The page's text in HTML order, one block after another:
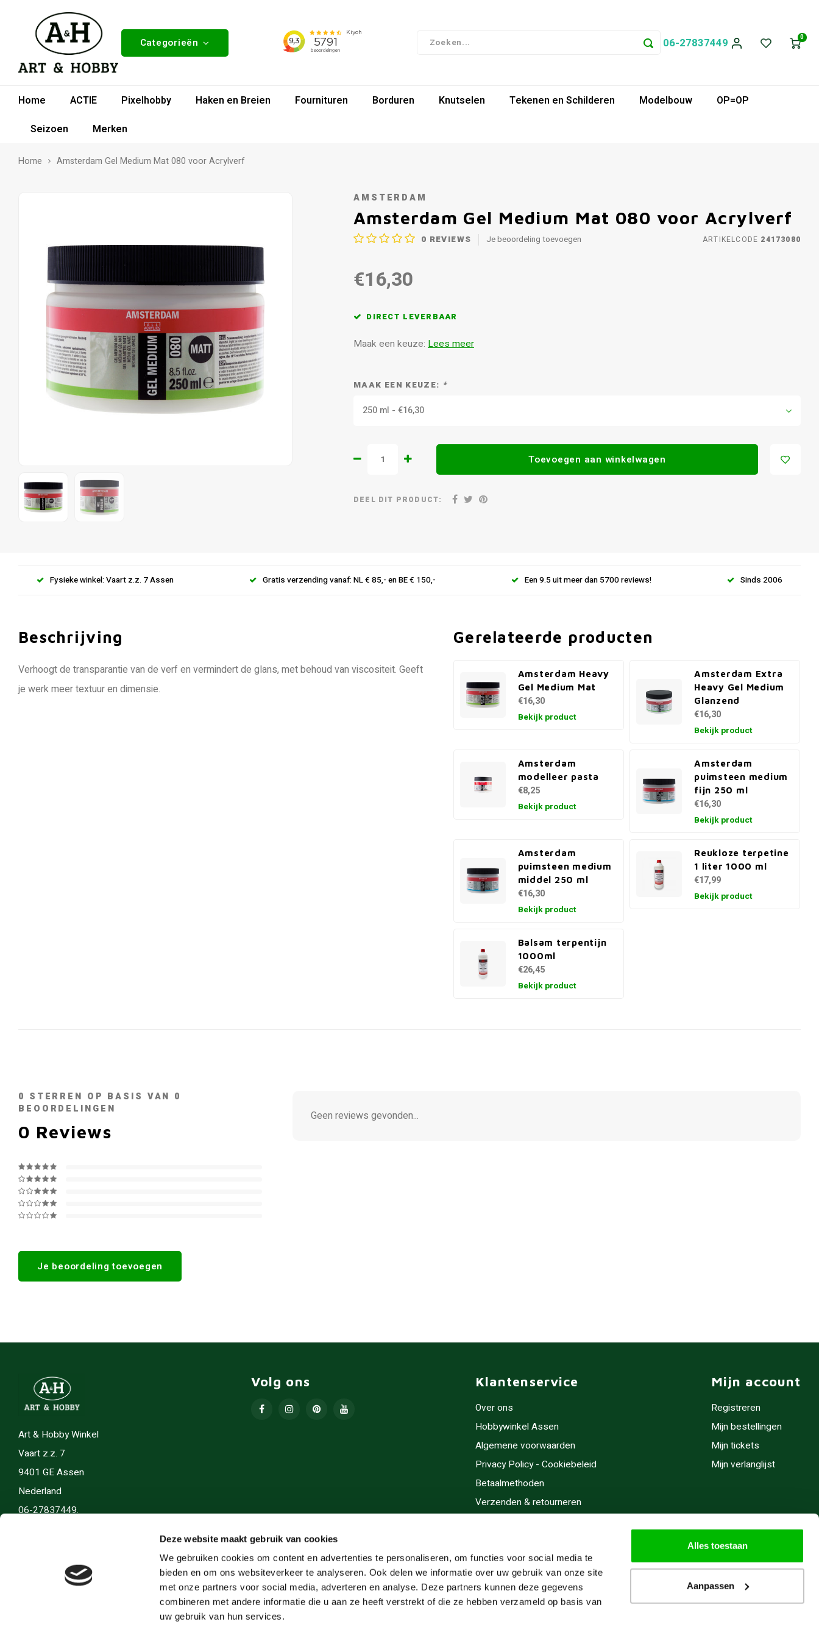
Deze website maakt gebruik van cookies
We gebruiken cookies om content en advertenties te personaliseren, om functies voor social media te
bieden en om ons websiteverkeer te analyseren. Ook delen we informatie over uw gebruik van onze site
met onze partners voor social media, adverteren en analyse. Deze partners kunnen deze gegevens
combineren met andere informatie die u aan ze heeft verstrekt of die ze hebben verzameld op basis van
uw gebruik van hun services.
Alles toestaan
Aanpassen
Categorieën 06-27837449 0
Home ACTIE Pixelhobby Haken en Breien Fournituren Borduren Knutselen Tekenen en Schilderen Modelbouw
OP=OP
Seizoen
Merken
Home Amsterdam Gel Medium Mat 080 voor Acrylverf
AMSTERDAM
Amsterdam Gel Medium Mat 080 voor Acrylverf
0 REVIEWS Je beoordeling toevoegen ARTIKELCODE 24173080
€16,30
DIRECT LEVERBAAR
Maak een keuze: Lees meer
MAAK EEN KEUZE: *
250 ml - €16,30
Toevoegen aan winkelwagen
DEEL DIT PRODUCT:
Fysieke winkel: Vaart z.z. 7 Assen Gratis verzending vanaf: NL € 85,- en BE € 150,- Een 9.5 uit meer dan 5700 reviews! Sinds 2006
Beschrijving
Verhoogt de transparantie van de verf en vermindert de glans, met behoud van viscositeit. Geeft
je werk meer textuur en dimensie.
Gerelateerde producten
Amsterdam Heavy
Gel Medium Mat
€16,30
Bekijk product
Amsterdam Extra
Heavy Gel Medium
Glanzend
€16,30
Bekijk product
Amsterdam
modelleer pasta
€8,25
Bekijk product
Amsterdam
puimsteen medium
fijn 250 ml
€16,30
Bekijk product
Amsterdam
puimsteen medium
middel 250 ml
€16,30
Bekijk product
Reukloze terpetine
1 liter 1000 ml
€17,99
Bekijk product
Balsam terpentijn
1000ml
€26,45
Bekijk product
0 STERREN OP BASIS VAN 0
BEOORDELINGEN
0 Reviews
Je beoordeling toevoegen
Geen reviews gevonden...
Art & Hobby Winkel
Vaart z.z. 7
9401 GE Assen
Nederland
06-27837449.
Volg ons Klantenservice
Over ons
Hobbywinkel Assen
Algemene voorwaarden
Privacy Policy - Cookiebeleid
Betaalmethoden
Verzenden & retourneren
Cadeaubonnen
Inlijsten
Servicegebieden
Mijn account
Registreren
Mijn bestellingen
Mijn tickets
Mijn verlanglijst